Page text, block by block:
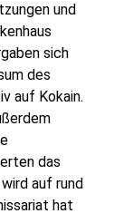
und
sich
des
auf Kokain.
das
auf rund
hat